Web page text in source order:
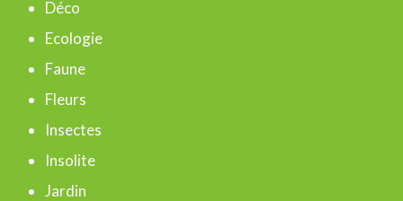
h
e
r
Déco
Ecologie
Faune
Fleurs
Insectes
Insolite
Jardin